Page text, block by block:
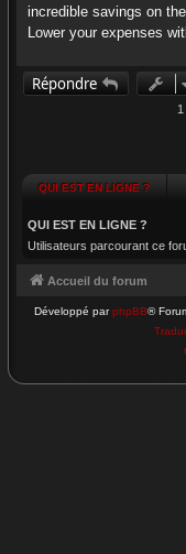
a
g
e
incredible savings on
Lower your expenses
Répondre
QUI EST EN LIGNE ?
QUI EST EN LIGNE ?
Utilisateurs parcourant ce
Accueil du forum
Développé parphpBB®